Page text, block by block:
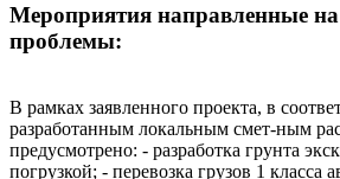
Мероприятия направленные
проблемы:
В рамках заявленного проекта, в
разработанным локальным смет-ным
предусмотрено: - разработка грунта
погрузкой; - перевозка грузов 1 класса